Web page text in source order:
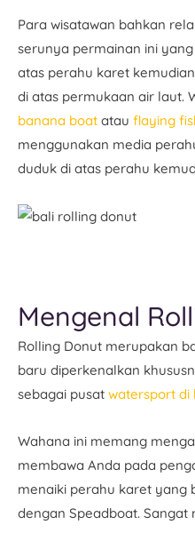
Para wisatawan bahkan
serunya permainan ini
atas perahu karet
di atas permukaan air laut.
banana boat atau flaying
menggunakan media
duduk di atas perahu
Mengenal
Rolling Donut merupakan
baru diperkenalkan
sebagai pusat watersport di
Wahana ini memang
membawa Anda pada
menaiki perahu karet yang
dengan Speadboat.